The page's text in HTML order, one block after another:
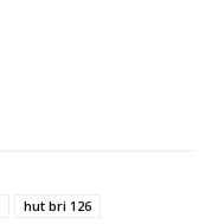
hut bri 126